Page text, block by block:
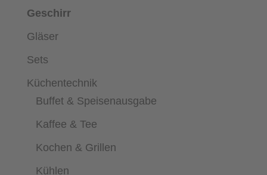
Geschirr
Gläser
Sets
Küchentechnik
Buffet & Speisenausgabe
Kaffee & Tee
Kochen & Grillen
Kühlen